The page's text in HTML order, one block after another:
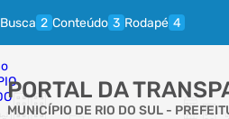
Busca Conteúdo Rodapé
PORTAL DA
MUNICÍPIO DE RIO DO SUL -